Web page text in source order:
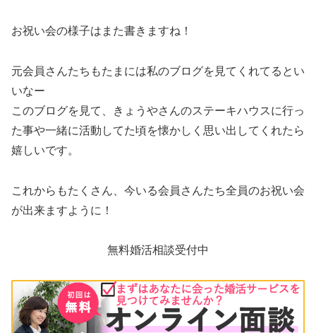
お祝い会の様子はまた書きますね！
元会員さんたちもたまには私のブログを見てくれてるとい
いなー
このブログを見て、きょうやさんのステーキハウスに行っ
た事や一緒に活動してた頃を懐かしく思い出してくれたら
嬉しいです。
これからもたくさん、今いる会員さんたち全員のお祝い会
が出来ますように！
無料婚活相談受付中